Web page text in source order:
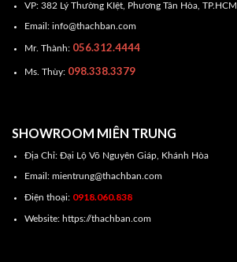
VP: 382 Lý Thường KIệt, Phương Tân Hòa, TP.HCM
Email: info@thachban.com
Mr. Thành:056.312.4444
Ms. Thùy: 098.338.3379
SHOWROOM MIÊN TRUNG
Địa Chỉ: Đại Lộ Võ Nguyên Giáp, Khánh Hòa
Email: mientrung@thachban.com
Điện thoại: 0918.060.838
Website: https://thachban.com